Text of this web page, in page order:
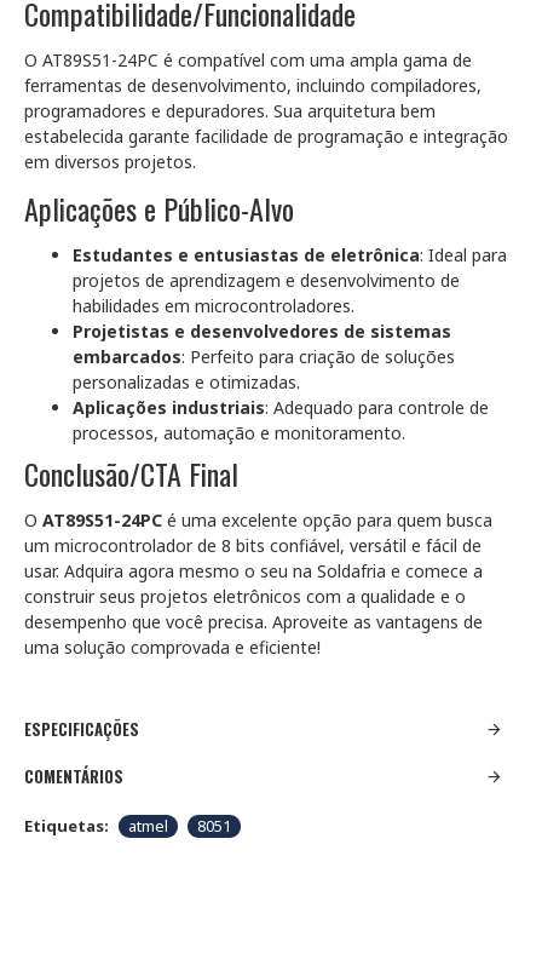
Compatibilidade/Funcionalidade
O AT89S51-24PC é compatível com uma ampla gama de
ferramentas de desenvolvimento, incluindo compiladores,
programadores e depuradores. Sua arquitetura bem
estabelecida garante facilidade de programação e integração
em diversos projetos.
Aplicações e Público-Alvo
Estudantes e entusiastas de eletrônica: Ideal para
projetos de aprendizagem e desenvolvimento de
habilidades em microcontroladores.
Projetistas e desenvolvedores de sistemas
embarcados: Perfeito para criação de soluções
personalizadas e otimizadas.
Aplicações industriais: Adequado para controle de
processos, automação e monitoramento.
Conclusão/CTA Final
O AT89S51-24PC é uma excelente opção para quem busca
um microcontrolador de 8 bits confiável, versátil e fácil de
usar. Adquira agora mesmo o seu na Soldafria e comece a
construir seus projetos eletrônicos com a qualidade e o
desempenho que você precisa. Aproveite as vantagens de
uma solução comprovada e eficiente!
ESPECIFICAÇÕES
COMENTÁRIOS
Etiquetas: atmel 8051